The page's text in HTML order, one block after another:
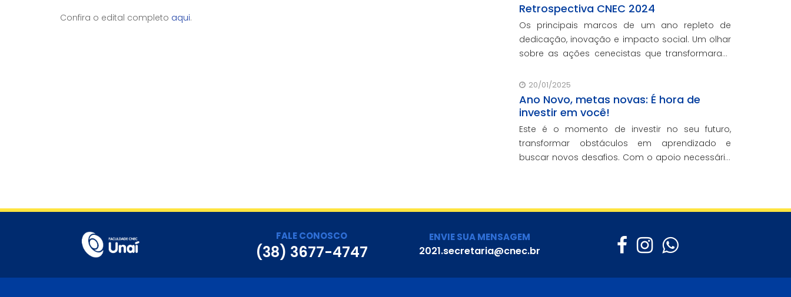
Confira o edital completo aqui.
Retrospectiva CNEC 2024
Os principais marcos de um ano repleto de
dedicação, inovação e impacto social. Um olhar
sobre as ações cenecistas que transformaram
educação de qualidade.
20/01/2025
Ano Novo, metas novas: É hora de
investir em você!
Este é o momento de investir no seu futuro,
transformar obstáculos em aprendizado e
buscar novos desafios. Com o apoio necessário
FALE CONOSCO
(38) 3677-4747
ENVIE SUA MENSAGEM
2021.secretaria@cnec.br